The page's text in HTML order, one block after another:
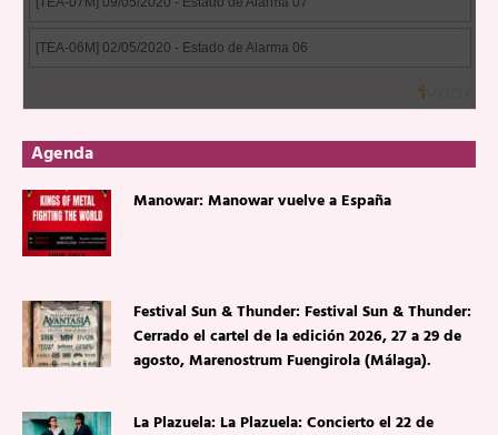
Agenda
Manowar: Manowar vuelve a España
Festival Sun & Thunder: Festival Sun & Thunder:
Cerrado el cartel de la edición 2026, 27 a 29 de
agosto, Marenostrum Fuengirola (Málaga).
La Plazuela: La Plazuela: Concierto el 22 de